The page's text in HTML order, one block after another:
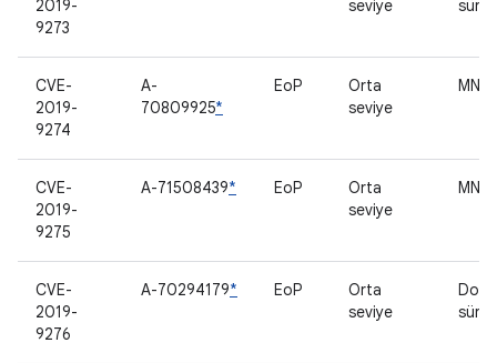
2019-
9273
seviye
CVE-
2019-
9274
A-
70809925*
EoP
Orta
seviye
CVE-
2019-
9275
A-71508439* EoP
Orta
seviye
CVE-
2019-
9276
A-70294179* EoP
Orta
seviye